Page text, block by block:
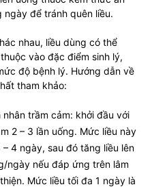
để tránh quên liều.
nhau, liều dùng có thể
vào đặc điểm sinh lý,
độ bệnh lý. Hướng dẫn về
tham khảo:
trầm cảm: khởi đầu với
2 – 3 lần uống. Mức liều này
4 ngày, sau đó tăng liều lên
ngày nếu đáp ứng trên lâm
Mức liều tối đa 1 ngày là